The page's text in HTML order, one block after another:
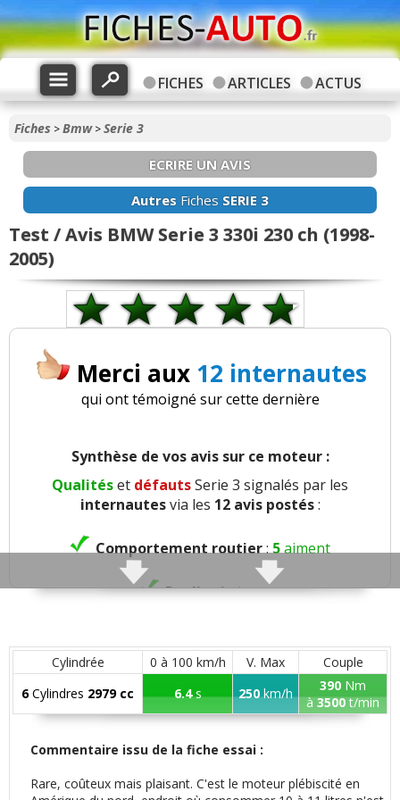
FICHES ARTICLES ACTUS
Fiches >Bmw>Serie 3
ECRIRE UN AVIS
Autres Fiches SERIE 3
Test / Avis BMW Serie 3 330i 230 ch (1998-
2005)
Merci aux 12 internautes
qui ont témoigné sur cette dernière
Synthèse de vos avis sur ce moteur :
Qualitéset défautsSerie 3 signalés par les
internautesvia les 12 avis postés:
Comportement routier:5aiment
Roulis:1aime
Consistance direction:1aime
Freinage:1aime1n'aime pas
Cylindrée 0 à 100 km/h V. Max
Couple
6Cylindres 2979 cc 6.4s 250km/h 390 Nm
à3500t/min
Commentaire issu de la fiche essai :
Rare, coûteux mais plaisant. C'est le moteur plébiscité en